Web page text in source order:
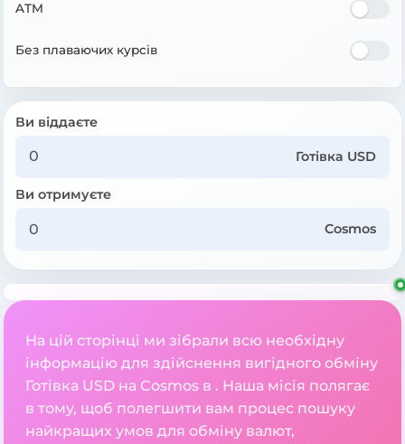
ATM
Без плаваючих курсів
Ви віддаєте
Готівка USD
Ви отримуєте
Cosmos
На цій сторінці ми зібрали всю необхідну
інформацію для здійснення вигідного обміну
Готівка USD на Cosmos в . Наша місія полягає
в тому, щоб полегшити вам процес пошуку
найкращих умов для обміну валют,